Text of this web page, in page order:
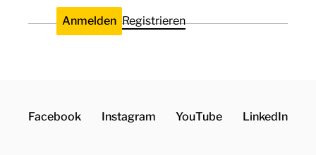
Anmelden Registrieren
Facebook Instagram YouTube LinkedIn